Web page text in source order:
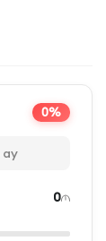
0%
ay
0